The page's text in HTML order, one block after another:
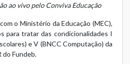
ao vivo pelo Conviva Educação
o Ministério da Educação (MEC),
para tratar das condicionalidades I
e V (BNCC Computação) da
do Fundeb.